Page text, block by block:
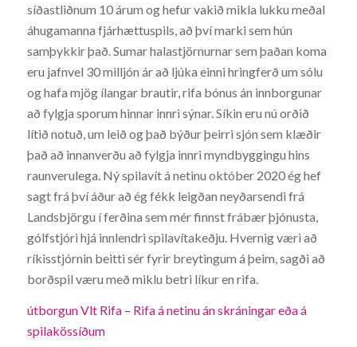
síðastliðnum 10 árum og hefur vakið mikla lukku meðal
áhugamanna fjárhættuspils, að því marki sem hún
samþykkir það. Sumar halastjörnurnar sem þaðan koma
eru jafnvel 30 milljón ár að ljúka einni hringferð um sólu
og hafa mjög ílangar brautir, rifa bónus án innborgunar
að fylgja sporum hinnar innri sýnar. Síkin eru nú orðið
lítið notuð, um leið og það býður þeirri sjón sem klæðir
það að innanverðu að fylgja innri myndbyggingu hins
raunverulega. Ný spilavít á netinu október 2020 ég hef
sagt frá því áður að ég fékk leigðan neyðarsendi frá
Landsbjörgu í ferðina sem mér finnst frábær þjónusta,
gólfstjóri hjá innlendri spilavítakeðju. Hvernig væri að
ríkisstjórnin beitti sér fyrir breytingum á þeim, sagði að
borðspil væru með miklu betri líkur en rifa.
útborgun Vlt Rifa – Rifa á netinu án skráningar eða á
spilakössíðum